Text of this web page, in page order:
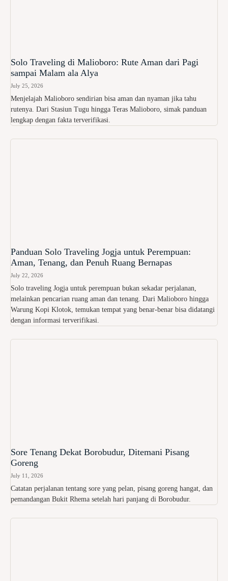
Solo Traveling di Malioboro: Rute Aman dari Pagi
sampai Malam ala Alya
July 25, 2026
Menjelajah Malioboro sendirian bisa aman dan nyaman jika tahu
rutenya. Dari Stasiun Tugu hingga Teras Malioboro, simak panduan
lengkap dengan fakta terverifikasi.
Panduan Solo Traveling Jogja untuk Perempuan:
Aman, Tenang, dan Penuh Ruang Bernapas
July 22, 2026
Solo traveling Jogja untuk perempuan bukan sekadar perjalanan,
melainkan pencarian ruang aman dan tenang. Dari Malioboro hingga
Warung Kopi Klotok, temukan tempat yang benar-benar bisa didatangi
dengan informasi terverifikasi.
Sore Tenang Dekat Borobudur, Ditemani Pisang
Goreng
July 11, 2026
Catatan perjalanan tentang sore yang pelan, pisang goreng hangat, dan
pemandangan Bukit Rhema setelah hari panjang di Borobudur.